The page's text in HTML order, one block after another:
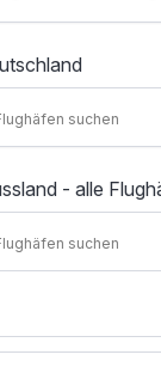
suchen
suchen